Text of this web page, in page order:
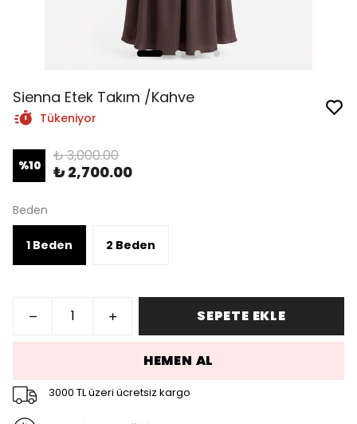
Sienna Etek Takım /Kahve
Tükeniyor
%10
₺ 3,000.00
₺ 2,700.00
Beden
1 Beden 2 Beden
SEPETE EKLE
HEMEN AL
3000 TL üzeri ücretsiz kargo